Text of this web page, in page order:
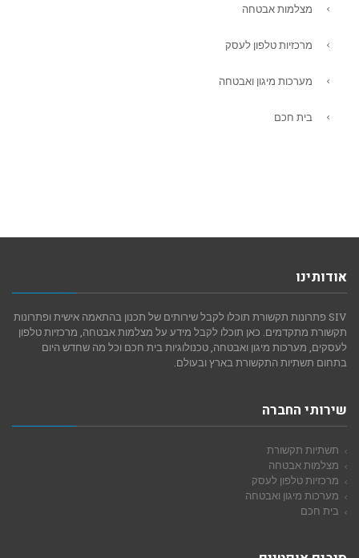
מצלמות אבטחה
מרכזיות טלפון לעסק
מערכות מיגון ואבטחה
בית חכם
אודותינו
SIV פתרונות תקשורת תוכלו לקבל שירותים של תכנון בהתאמה אישית ופתרונות
תקשורת מתקדמים. כאן תוכלו לקבל מידע על מצלמות אבטחה, מרכזיות טלפון
לעסקים, מערכות מיגון ואבטחה, טכנולוגיות בית חכם וכל מה שחדש היום
בתחום תשתיות התקשורת בארץ ובעולם.
שירותי החברה
תשתיות תקשורת
מצלמות אבטחה
מרכזיות טלפון לעסק
מערכות מיגון ואבטחה
בית חכם